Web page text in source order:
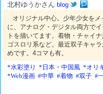
北村ゆうかさんblog
オリジナル中心。少年少女をメ
に、アナログ・デジタル両方でイ
トを描いてます。着物・チャイナ
ゴスロリ系など。最近双子キャラ
めです。4コマも有。
*水彩塗り
*日本・中国風 *オリ
*Web漫画 #中華 #着物 #双子 #